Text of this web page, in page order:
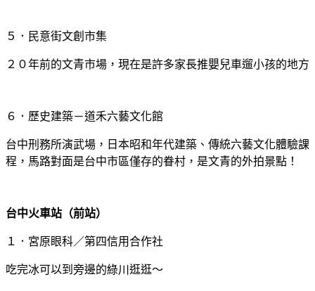
５．民意街文創市集
２０年前的文青市場，現在是許多家長推嬰兒車遛小孩的地方
６．歷史建築－道禾六藝文化館
台中刑務所演武場，日本昭和年代建築、傳統六藝文化體驗課
程，馬路對面是台中市區僅存的眷村，是文青的外拍景點！
台中火車站（前站）
１．宮原眼科／第四信用合作社
吃完冰可以到旁邊的綠川逛逛～